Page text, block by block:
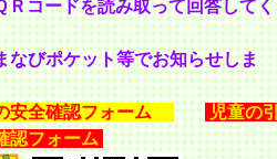
Ｒコードを読み取って回答してく
なびポケット等でお知らせしま
安全確認フォーム
児童の引
認フォーム